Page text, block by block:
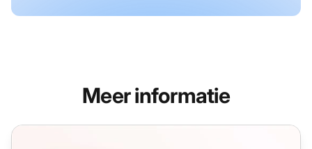
Meer informatie
Gids voor klantwaardering: 19 manieren om dankjewel te